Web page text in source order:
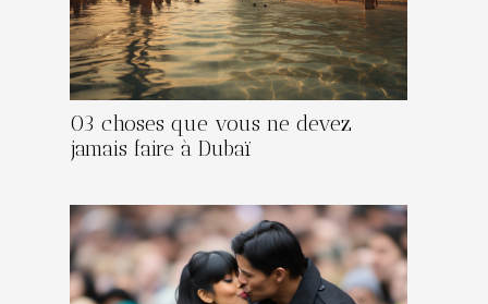
03 choses que vous ne devez
jamais faire à Dubaï